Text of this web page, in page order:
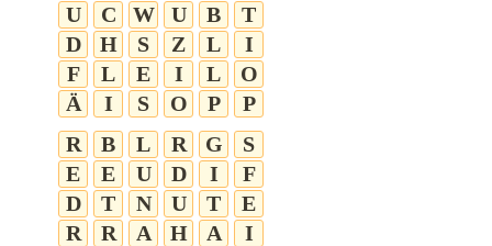
U
C W U B
T
D
H S Z L
I
F
L E I L
O
Ä
I S O P
P
R
B L R G
S
E
E U D I
F
D
T N U T
E
R
R A H A
I